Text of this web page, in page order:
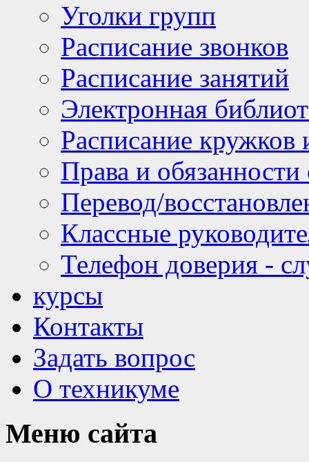
Уголки групп
Расписание звонков
Расписание занятий
Электронная
Расписание кружков
Права и
Перевод/
Классные
Телефон доверия -
курсы
Контакты
Задать вопрос
О техникуме
Меню сайта